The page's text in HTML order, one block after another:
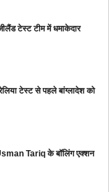
टेस्ट टीम में धमाकेदार
टेस्ट से पहले बांग्लादेश को
Tariq के बॉलिंग एक्शन